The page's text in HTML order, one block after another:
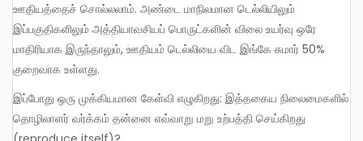
ஊதியத்தைச் சொல்லலாம். அண்டை மாநிலமான டெல்லியிலும்
இப்பகுதிகளிலும் அத்தியாவசியப் பொருட்களின் விலை உயர்வு ஒரே
மாதிரியாக இருந்தாலும், ஊதியம் டெல்லியை விட இங்கே சுமார் 50%
குறைவாக உள்ளது.
இப்போது ஒரு முக்கியமான கேள்வி எழுகிறது: இத்தகைய நிலைமைகளில்
தொழிலாளர் வர்க்கம் தன்னை எவ்வாறு மறு உற்பத்தி செய்கிறது